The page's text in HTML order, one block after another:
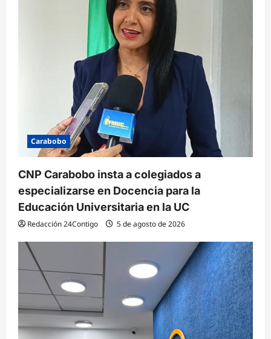
Carabobo
CNP Carabobo insta a colegiados a
especializarse en Docencia para la
Educación Universitaria en la UC
Redacción 24Contigo 5 de agosto de 2026